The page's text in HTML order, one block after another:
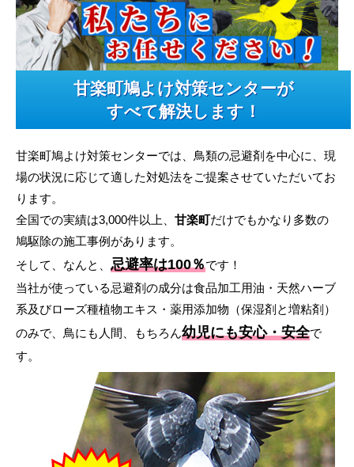
甘楽町鳩よけ対策センターが
すべて解決します！
甘楽町鳩よけ対策センターでは、鳥類の忌避剤を中心に、現
場の状況に応じて適した対処法をご提案させていただいてお
ります。
全国での実績は3,000件以上、 甘楽町だけでもかなり多数の
鳩駆除の施工事例があります。
そして、なんと、 忌避率は100％です！
当社が使っている忌避剤の成分は食品加工用油・天然ハーブ
系及びローズ種植物エキス・薬用添加物（保湿剤と増粘剤）
のみで、鳥にも人間、もちろん幼児にも安心・安全で
す。